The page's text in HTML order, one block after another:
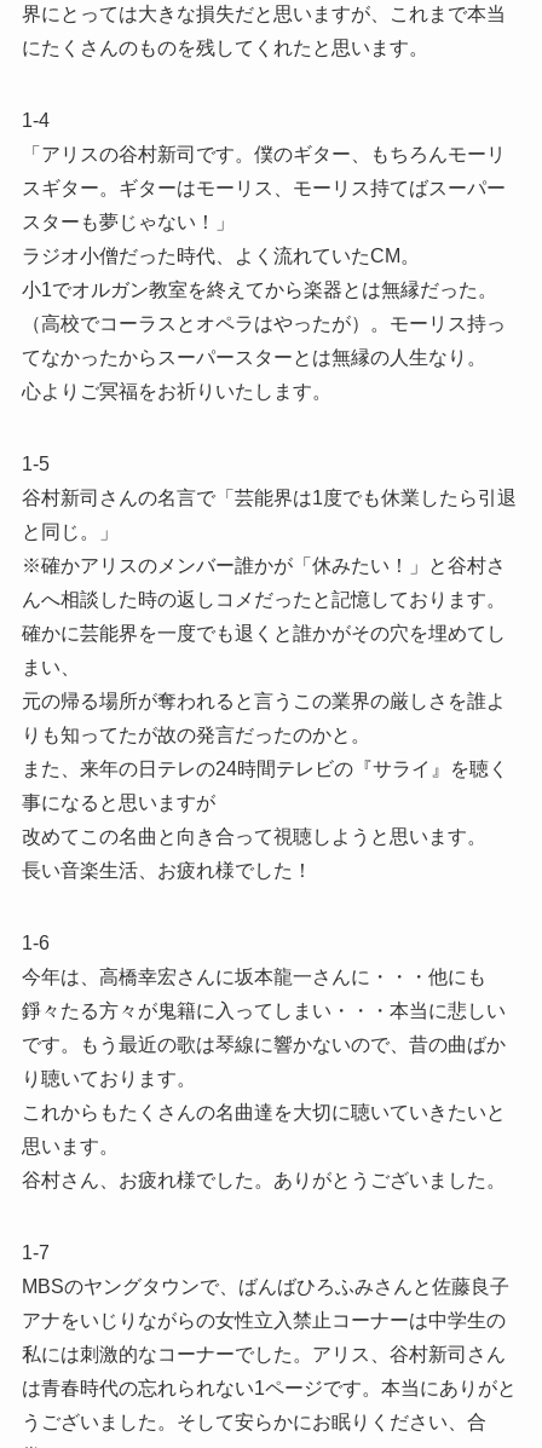
界にとっては大きな損失だと思いますが、これまで本当
にたくさんのものを残してくれたと思います。
1-4
「アリスの谷村新司です。僕のギター、もちろんモーリ
スギター。ギターはモーリス、モーリス持てばスーパー
スターも夢じゃない！」
ラジオ小僧だった時代、よく流れていたCM。
小1でオルガン教室を終えてから楽器とは無縁だった。
（高校でコーラスとオペラはやったが）。モーリス持っ
てなかったからスーパースターとは無縁の人生なり。
心よりご冥福をお祈りいたします。
1-5
谷村新司さんの名言で「芸能界は1度でも休業したら引退
と同じ。」
※確かアリスのメンバー誰かが「休みたい！」と谷村さ
んへ相談した時の返しコメだったと記憶しております。
確かに芸能界を一度でも退くと誰かがその穴を埋めてし
まい、
元の帰る場所が奪われると言うこの業界の厳しさを誰よ
りも知ってたが故の発言だったのかと。
また、来年の日テレの24時間テレビの『サライ』を聴く
事になると思いますが
改めてこの名曲と向き合って視聴しようと思います。
長い音楽生活、お疲れ様でした！
1-6
今年は、高橋幸宏さんに坂本龍一さんに・・・他にも
錚々たる方々が鬼籍に入ってしまい・・・本当に悲しい
です。もう最近の歌は琴線に響かないので、昔の曲ばか
り聴いております。
これからもたくさんの名曲達を大切に聴いていきたいと
思います。
谷村さん、お疲れ様でした。ありがとうございました。
1-7
MBSのヤングタウンで、ばんばひろふみさんと佐藤良子
アナをいじりながらの女性立入禁止コーナーは中学生の
私には刺激的なコーナーでした。アリス、谷村新司さん
は青春時代の忘れられない1ページです。本当にありがと
うございました。そして安らかにお眠りください、合